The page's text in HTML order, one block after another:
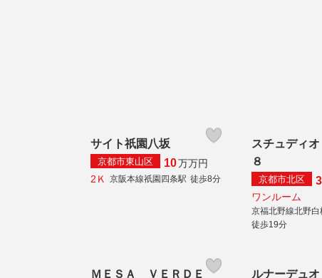
サイト祇園八坂
京都市東山区 10万万円
2Ｋ
京阪本線祇園四条駅 徒歩8分
スチュディ
８
京都市北区
ワンルーム
京福北野線北野白
徒歩19分
ＭＥＳＡ ＶＥＲＤＥ
ルナーデュオ